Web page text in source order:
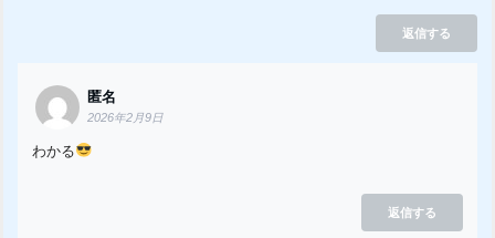
返信する
匿名
2026年2月9日
わかる
返信する